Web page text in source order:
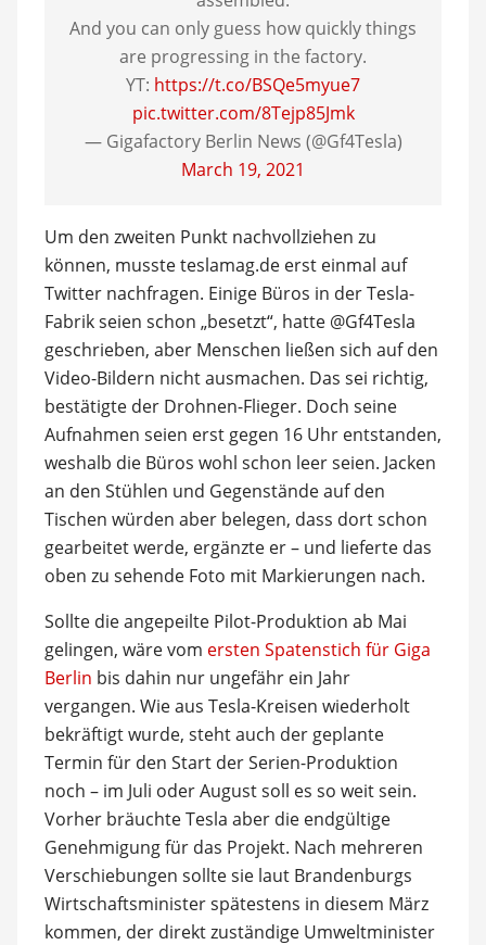
And you can only guess how quickly things
are progressing in the factory.
YT: https://t.co/BSQe5myue7
pic.twitter.com/8Tejp85Jmk
— Gigafactory Berlin News (@Gf4Tesla)
March 19, 2021
Um den zweiten Punkt nachvollziehen zu
können, musste teslamag.de erst einmal auf
Twitter nachfragen. Einige Büros in der Tesla-
Fabrik seien schon „besetzt“, hatte @Gf4Tesla
geschrieben, aber Menschen ließen sich auf den
Video-Bildern nicht ausmachen. Das sei richtig,
bestätigte der Drohnen-Flieger. Doch seine
Aufnahmen seien erst gegen 16 Uhr entstanden,
weshalb die Büros wohl schon leer seien. Jacken
an den Stühlen und Gegenstände auf den
Tischen würden aber belegen, dass dort schon
gearbeitet werde, ergänzte er – und lieferte das
oben zu sehende Foto mit Markierungen nach.
Sollte die angepeilte Pilot-Produktion ab Mai
gelingen, wäre vom ersten Spatenstich für Giga
Berlin bis dahin nur ungefähr ein Jahr
vergangen. Wie aus Tesla-Kreisen wiederholt
bekräftigt wurde, steht auch der geplante
Termin für den Start der Serien-Produktion
noch – im Juli oder August soll es so weit sein.
Vorher bräuchte Tesla aber die endgültige
Genehmigung für das Projekt. Nach mehreren
Verschiebungen sollte sie laut Brandenburgs
Wirtschaftsminister spätestens in diesem März
kommen, der direkt zuständige Umweltminister